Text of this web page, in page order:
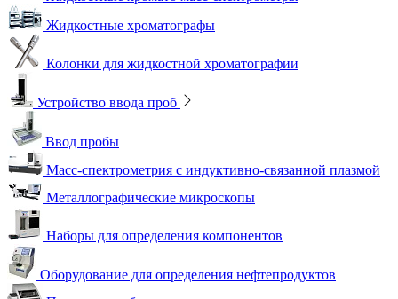
Жидкостные хроматографы
Колонки для жидкостной хроматографии
Устройство ввода проб
Ввод пробы
Масс-спектрометрия с индуктивно-связанной плазмой
Металлографические микроскопы
Наборы для определения компонентов
Оборудование для определения нефтепродуктов